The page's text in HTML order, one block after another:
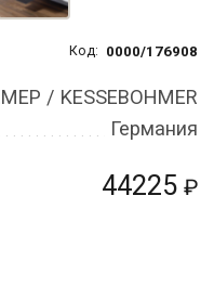
Код: 0000/176908
44225 ₽
/ KESSEBOHMER
Германия